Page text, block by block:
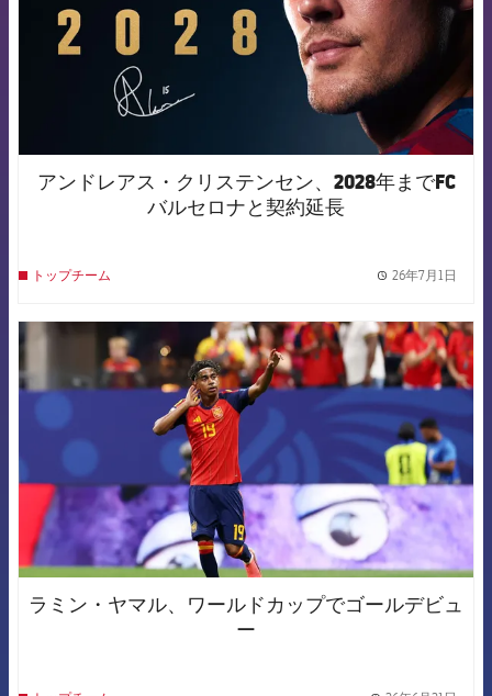
アンドレアス・クリステンセン、2028年までFC
バルセロナと契約延長
トップチーム 26年7月1日
FCB Barcelona badge
ラミン・ヤマル、ワールドカップでゴールデビュ
ー